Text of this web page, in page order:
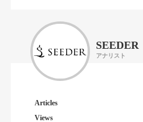
SEEDER
アナリスト
Articles
Views